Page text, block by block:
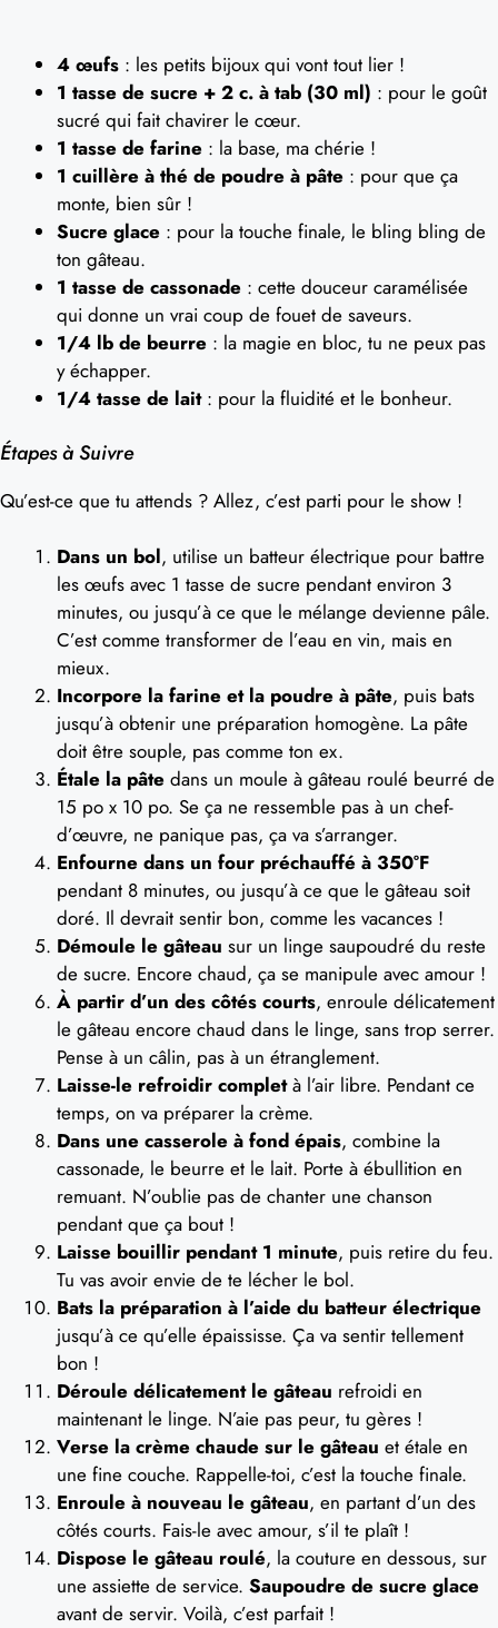
4 œufs : les petits bijoux qui vont tout lier !
1 tasse de sucre + 2 c. à tab (30 ml) : pour le goût
sucré qui fait chavirer le cœur.
1 tasse de farine : la base, ma chérie !
1 cuillère à thé de poudre à pâte : pour que ça
monte, bien sûr !
Sucre glace : pour la touche finale, le bling bling de
ton gâteau.
1 tasse de cassonade : cette douceur caramélisée
qui donne un vrai coup de fouet de saveurs.
1/4 lb de beurre : la magie en bloc, tu ne peux pas
y échapper.
1/4 tasse de lait: pour la fluidité et le bonheur.
Étapes à Suivre
Qu’est-ce que tu attends ? Allez, c’est parti pour le show !
Dans un bol, utilise un batteur électrique pour battre
les œufs avec 1 tasse de sucre pendant environ 3
minutes, ou jusqu’à ce que le mélange devienne pâle.
C’est comme transformer de l’eau en vin, mais en
mieux.
Incorpore la farine et la poudre à pâte, puis bats
jusqu’à obtenir une préparation homogène. La pâte
doit être souple, pas comme ton ex.
Étale la pâte dans un moule à gâteau roulé beurré de
15 po x 10 po. Se ça ne ressemble pas à un chef-
d’œuvre, ne panique pas, ça va s’arranger.
Enfourne dans un four préchauffé à 350°F
pendant 8 minutes, ou jusqu’à ce que le gâteau soit
doré. Il devrait sentir bon, comme les vacances !
Démoule le gâteau sur un linge saupoudré du reste
de sucre. Encore chaud, ça se manipule avec amour !
À partir d’un des côtés courts, enroule délicatement
le gâteau encore chaud dans le linge, sans trop serrer.
Pense à un câlin, pas à un étranglement.
Laisse-le refroidir completà l’air libre. Pendant ce
temps, on va préparer la crème.
Dans une casserole à fond épais, combine la
cassonade, le beurre et le lait. Porte à ébullition en
remuant. N’oublie pas de chanter une chanson
pendant que ça bout !
Laisse bouillir pendant 1 minute, puis retire du feu.
Tu vas avoir envie de te lécher le bol.
Bats la préparation à l’aide du batteur électrique
jusqu’à ce qu’elle épaississe. Ça va sentir tellement
bon !
Déroule délicatement le gâteau refroidi en
maintenant le linge. N’aie pas peur, tu gères !
Verse la crème chaude sur le gâteau et étale en
une fine couche. Rappelle-toi, c’est la touche finale.
Enroule à nouveau le gâteau, en partant d’un des
côtés courts. Fais-le avec amour, s’il te plaît !
Dispose le gâteau roulé, la couture en dessous, sur
une assiette de service. Saupoudre de sucre glace
avant de servir. Voilà, c’est parfait !